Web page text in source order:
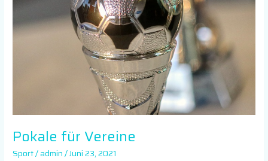
Pokale für Vereine
Sport/admin/Juni 23, 2021